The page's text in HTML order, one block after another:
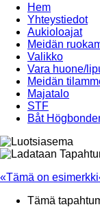
Hem
Yhteystiedot
Aukioloajat
Meidän
Valikko
Vara huone/
Meidän
Majatalo
STF
Båt
«Tämä on
Tämä